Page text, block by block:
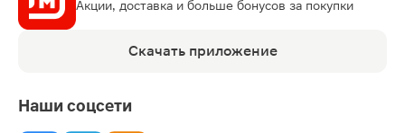
Акции, доставка и больше бонусов за покупки
Скачать приложение
Наши соцсети